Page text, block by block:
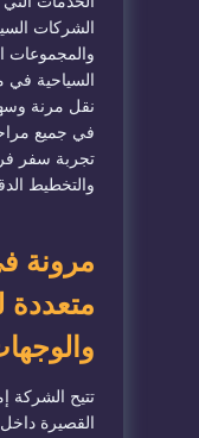
الشركات
والمجموعات
السياحية في
نقل مرنة
في جميع
تجربة سفر
والتخطيط
مرونة
متعددة
تتيح الشركة
القصيرة